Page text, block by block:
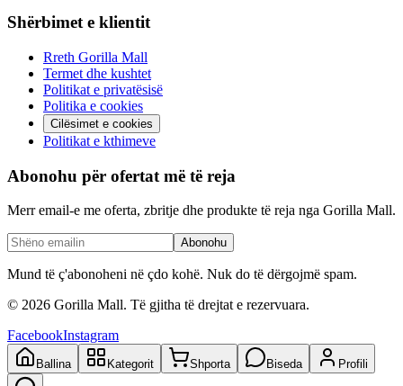
Shërbimet e klientit
Rreth Gorilla Mall
Termet dhe kushtet
Politikat e privatësisë
Politika e cookies
Cilësimet e cookies
Politikat e kthimeve
Abonohu për ofertat më të reja
Merr email-e me oferta, zbritje dhe produkte të reja nga Gorilla Mall.
Abonohu
Mund të ç'abonoheni në çdo kohë. Nuk do të dërgojmë spam.
© 2026 Gorilla Mall. Të gjitha të drejtat e rezervuara.
FacebookInstagram
Ballina Kategorit Shporta Biseda Profili